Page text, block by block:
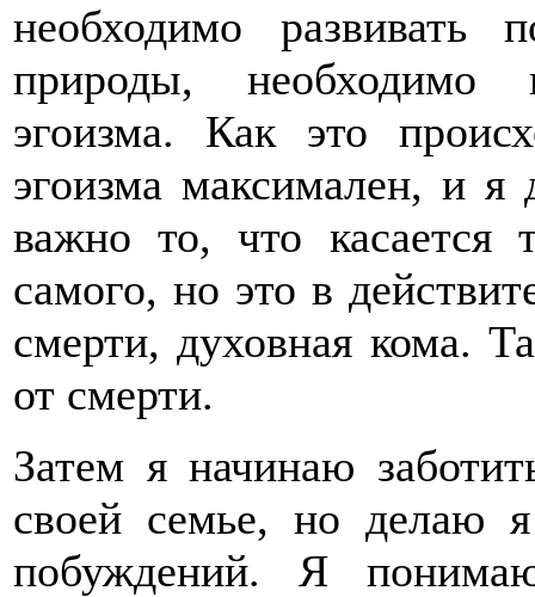
необходимо развивать
природы, необходимо
эгоизма. Как это
эгоизма максимален, и
важно то, что
самого, но это в
смерти, духовная кома.
от смерти.
Затем я начинаю
своей семье, но делаю я
побуждений. Я